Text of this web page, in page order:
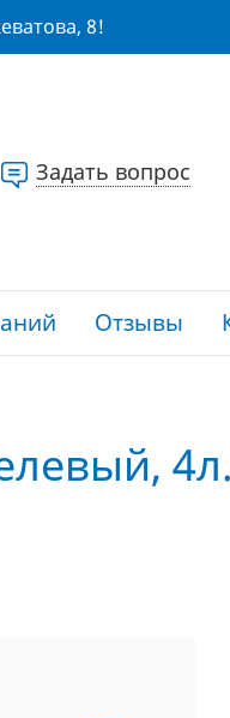
8!
Задать вопрос
Отзывы